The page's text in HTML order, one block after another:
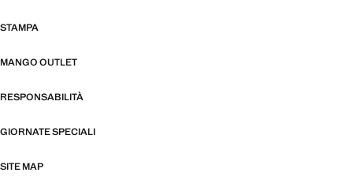
STAMPA
MANGO OUTLET
RESPONSABILITÀ
GIORNATE SPECIALI
SITE MAP